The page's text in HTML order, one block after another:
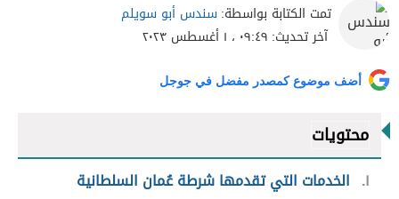
تمت الكتابة بواسطة:سندس أبو سويلم
آخر تحديث: ٠٩:٤٩ ، ١ أغسطس ٢٠٢٣
أضف موضوع كمصدر مفضل في جوجل
محتويات
١
الخدمات التي تقدمها شرطة عُمان السلطانية